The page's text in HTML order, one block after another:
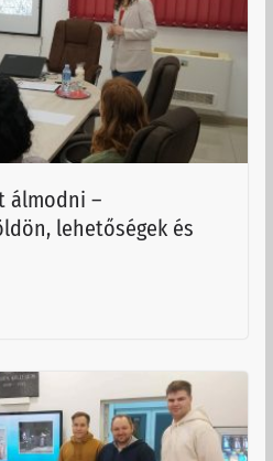
álmodni –
lehetőségek és